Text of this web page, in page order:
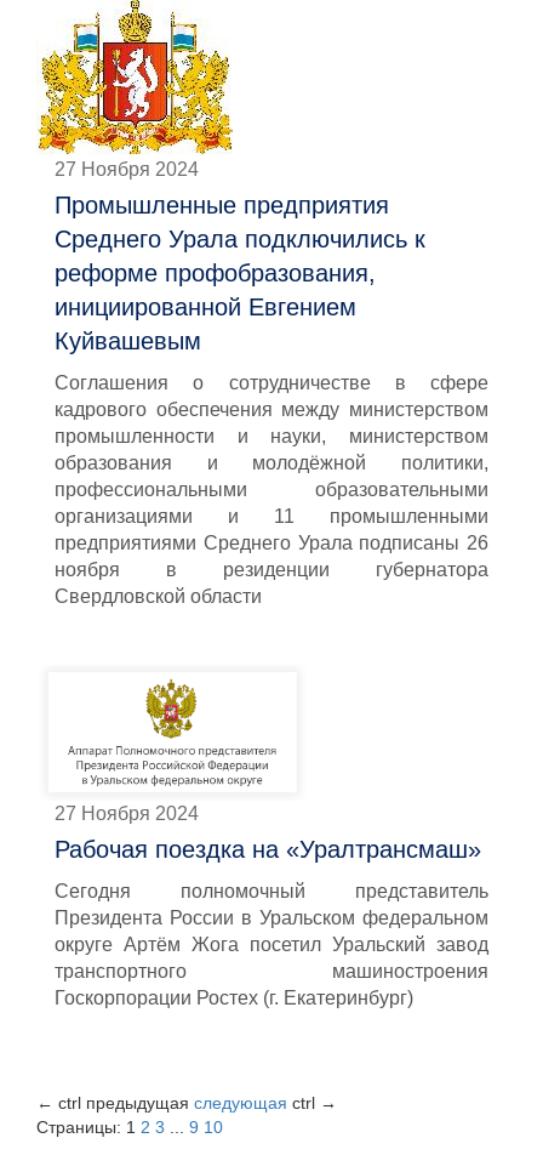
27 Ноября 2024
Промышленные предприятия
Среднего Урала подключились к
реформе профобразования,
инициированной Евгением
Куйвашевым
Соглашения о сотрудничестве в сфере
кадрового обеспечения между министерством
промышленности и науки, министерством
образования и молодёжной политики,
профессиональными образовательными
организациями и 11 промышленными
предприятиями Среднего Урала подписаны 26
ноября в резиденции губернатора
Свердловской области
27 Ноября 2024
Рабочая поездка на «Уралтрансмаш»
Сегодня полномочный представитель
Президента России в Уральском федеральном
округе Артём Жога посетил Уральский завод
транспортного машиностроения
Госкорпорации Ростех (г. Екатеринбург)
← ctrl предыдущая следующая ctrl →
Страницы: 1 2 3 9 10